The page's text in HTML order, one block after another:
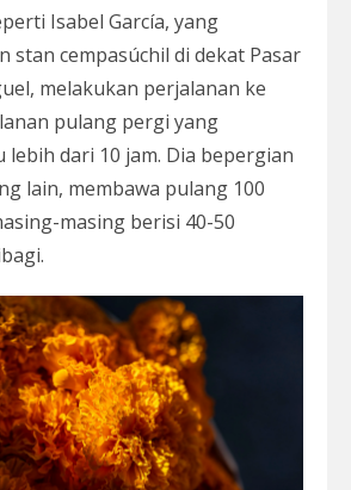
Isabel García, yang
stan cempasúchil di dekat Pasar
melakukan perjalanan ke
pulang pergi yang
lebih dari 10 jam. Dia bepergian
lain, membawa pulang 100
masing berisi 40-50